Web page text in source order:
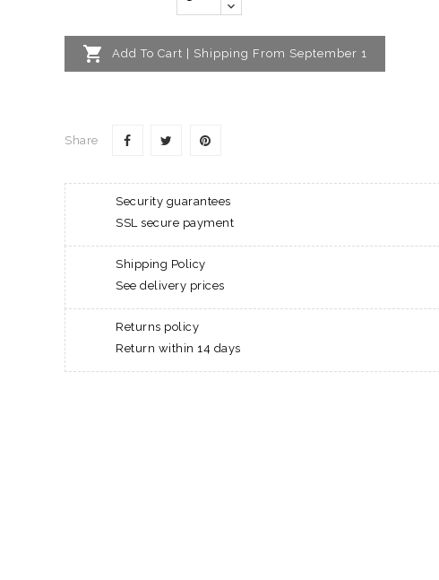
 Add To Cart | Shipping From September 1
Share
Security guarantees
SSL secure payment
Shipping Policy
See delivery prices
Returns policy
Return within 14 days